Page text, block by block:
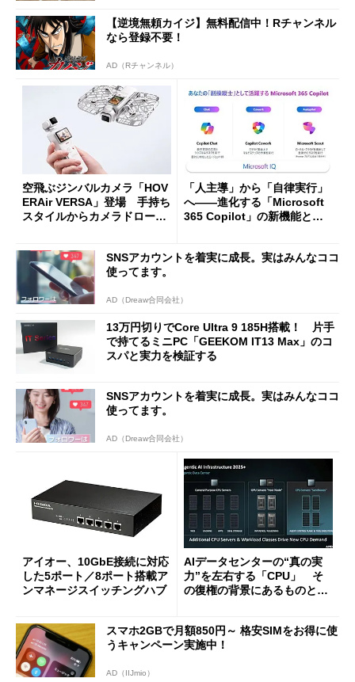
【逆境無頼カイジ】無料配信中！Rチャンネル
なら登録不要！
AD（Rチャンネル）
空飛ぶジンバルカメラ「HOV
ERAir VERSA」登場 手持ち
スタイルからカメラドローン
「人主導」から「自律実行」
へ――進化する「Microsoft
365 Copilot」の新機能とエ
SNSアカウントを着実に成長。実はみんなココ
使ってます。
AD（Dreaw合同会社）
13万円切りでCore Ultra 9 185H搭載！ 片手
で持てるミニPC「GEEKOM IT13 Max」のコ
スパと実力を検証する
SNSアカウントを着実に成長。実はみんなココ
使ってます。
AD（Dreaw合同会社）
アイオー、10GbE接続に対応
した5ポート／8ポート搭載ア
ンマネージスイッチングハブ
AIデータセンターの“真の実
力”を左右する「CPU」 そ
の復権の背景にあるものと
スマホ2GBで月額850円～ 格安SIMをお得に使
うキャンペーン実施中！
AD（IIJmio）